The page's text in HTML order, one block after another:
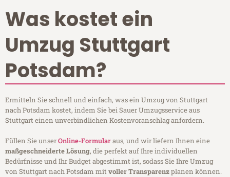
Was kostet ein
Umzug Stuttgart
Potsdam?
Ermitteln Sie schnell und einfach, was ein Umzug von Stuttgart
nach Potsdam kostet, indem Sie bei Sauer Umzugsservice aus
Stuttgart einen unverbindlichen Kostenvoranschlag anfordern.
Füllen Sie unserOnline-Formularaus, und wir liefern Ihnen eine
maßgeschneiderte Lösung, die perfekt auf Ihre individuellen
Bedürfnisse und Ihr Budget abgestimmt ist, sodass Sie Ihre Umzug
von Stuttgart nach Potsdam mitvoller Transparenzplanen können.